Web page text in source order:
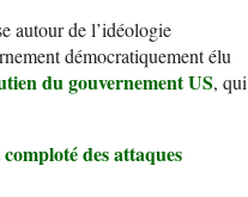
autour de l’idéologie
démocratiquement élu
du gouvernement US, qui
comploté des attaques